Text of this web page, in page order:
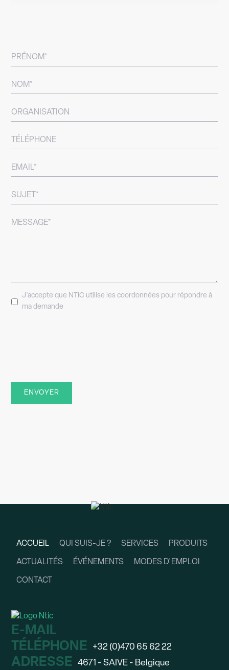
PRÉNOM*
NOM*
ORGANISATION
TÉLÉPHONE
EMAIL*
SUJET*
MESSAGE*
J'accepte que NTIC utilise les coordonnées pour répondre à
ma demande
ACCUEIL QUI SUIS-JE ? SERVICES PRODUITS
ACTUALITÉS ÉVÉNEMENTS MODES D'EMPLOI
CONTACT
E-MAIL
TÉLÉPHONE
+32 (0)470 65 62 22
ADRESSE 4671 - SAIVE - Belgique